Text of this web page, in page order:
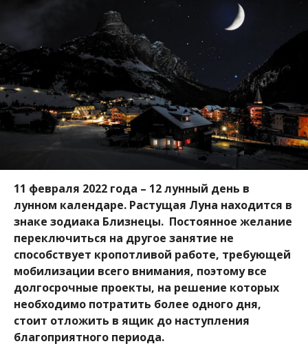
11 февраля 2022 года – 12 лунный день в
лунном календаре. Растущая Луна находится в
знаке зодиака Близнецы. Постоянное желание
переключиться на другое занятие не
способствует кропотливой работе, требующей
мобилизации всего внимания, поэтому все
долгосрочные проекты, на решение которых
необходимо потратить более одного дня,
стоит отложить в ящик до наступления
благоприятного периода.